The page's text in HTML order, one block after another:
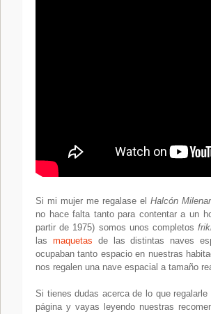
Si mi mujer me regalase el Halcón
no hace falta tanto para contentar a un
partir de 1975) somos unos completos
las maquetas de las distintas naves
ocupaban tanto espacio en nuestras
nos regalen una nave espacial a tamaño
Si tienes dudas acerca de lo que
página y vayas leyendo nuestras